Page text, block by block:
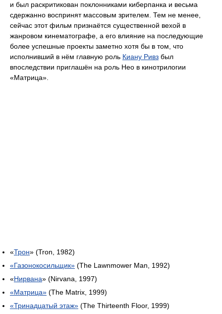
и был раскритикован поклонниками киберпанка и весьма
сдержанно воспринят массовым зрителем. Тем не менее,
сейчас этот фильм признаётся существенной вехой в
жанровом кинематографе, а его влияние на последующие
более успешные проекты заметно хотя бы в том, что
исполнивший в нём главную роль Киану Ривз был
впоследствии приглашён на роль Нео в кинотрилогии
«Матрица».
«Трон» (Tron, 1982)
«Газонокосильщик» (The Lawnmower Man, 1992)
«Нирвана» (Nirvana, 1997)
«Матрица» (The Matrix, 1999)
«Тринадцатый этаж» (The Thirteenth Floor, 1999)